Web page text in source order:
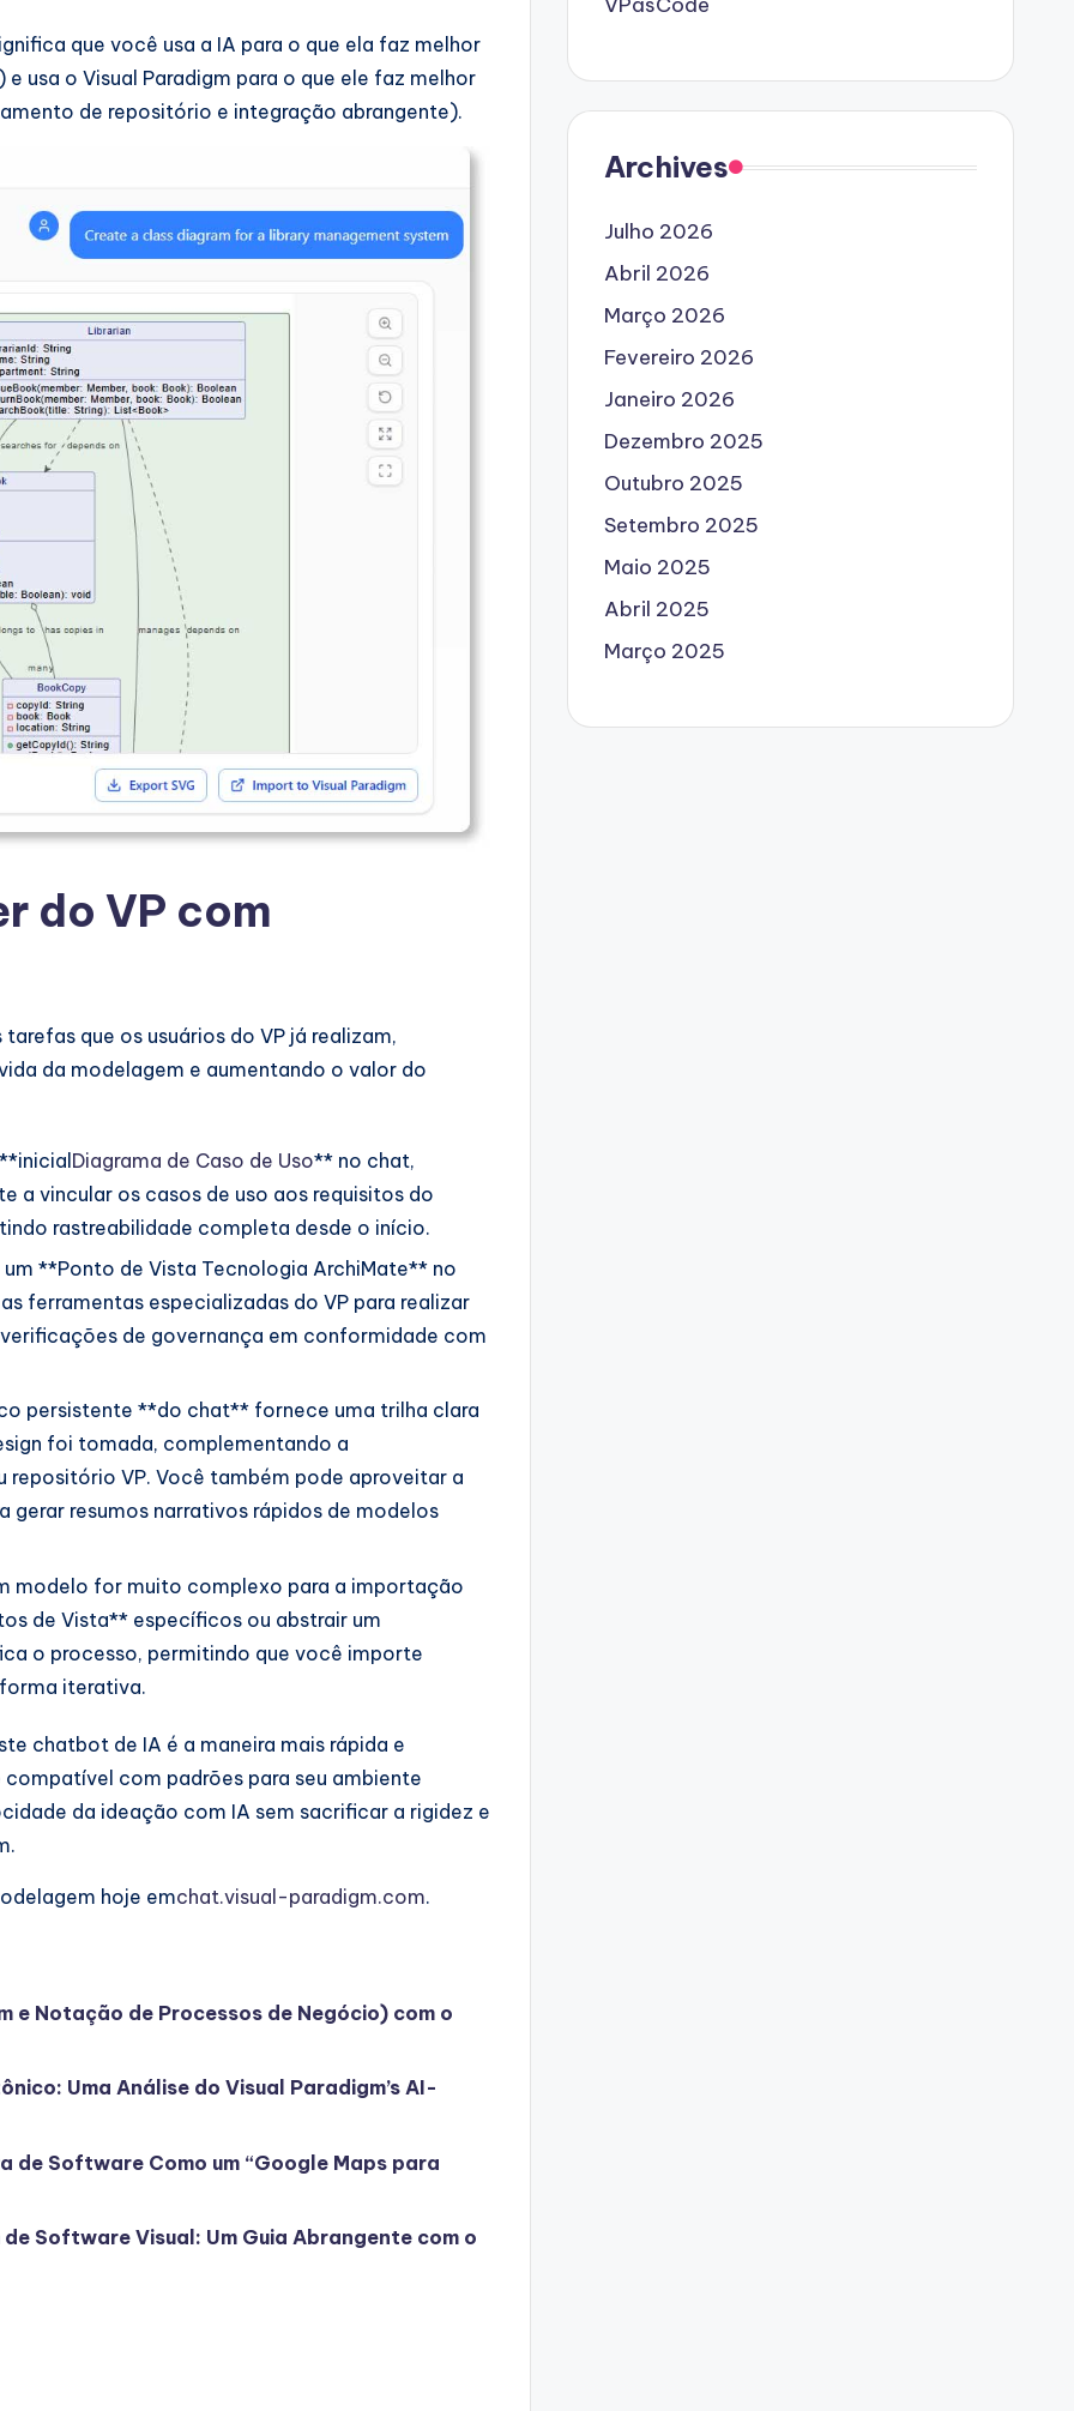
que você usa a IA para o que ela faz melhor
usa o Visual Paradigm para o que ele faz melhor
de repositório e integração abrangente).
do VP com
que os usuários do VP já realizam,
da modelagem e aumentando o valor do
Diagrama de Caso de Uso** no chat,
a vincular os casos de uso aos requisitos do
rastreabilidade completa desde o início.
um **Ponto de Vista Tecnologia ArchiMate** no
ferramentas especializadas do VP para realizar
de governança em conformidade com
persistente **do chat** fornece uma trilha clara
foi tomada, complementando a
VP. Você também pode aproveitar a
resumos narrativos rápidos de modelos
modelo for muito complexo para a importação
de Vista** específicos ou abstrair um
o processo, permitindo que você importe
iterativa.
chatbot de IA é a maneira mais rápida e
com padrões para seu ambiente
da ideação com IA sem sacrificar a rigidez e
hoje emchat.visual-paradigm.com.
e Notação de Processos de Negócio) com o
Uma Análise do Visual Paradigm’s AI-
de Software Como um “Google Maps para
Software Visual: Um Guia Abrangente com o
Archives
Julho 2026
Abril 2026
Março 2026
Fevereiro 2026
Janeiro 2026
Dezembro 2025
Outubro 2025
Setembro 2025
Maio 2025
Abril 2025
Março 2025